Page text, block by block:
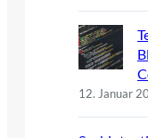
12. Januar